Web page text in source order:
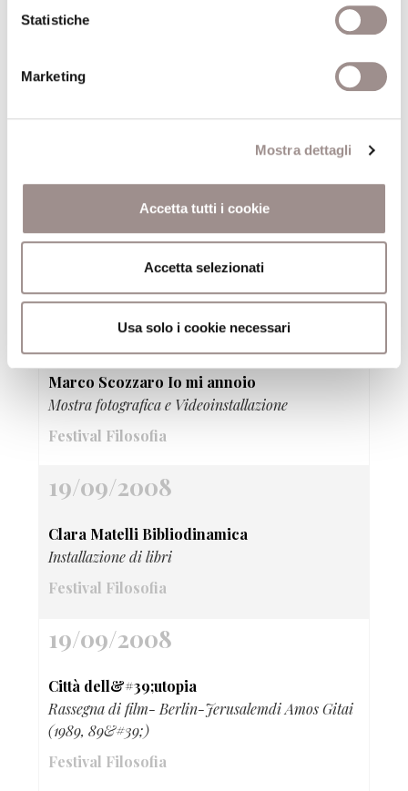
Statistiche
Marketing
Mostra dettagli
Accetta tutti i cookie
Accetta selezionati
Usa solo i cookie necessari
Festival Filosofia
19/09/2008
Nervo&Tes Like a bag
19/09/2008
Marco Scozzaro Io mi annoio
Mostra fotografica e Videoinstallazione
Festival Filosofia
19/09/2008
Clara Matelli Bibliodinamica
Installazione di libri
Festival Filosofia
19/09/2008
Città dell&#39;utopia
Rassegna di film- Berlin-Jerusalemdi Amos Gitai
(1989, 89&#39;)
Festival Filosofia